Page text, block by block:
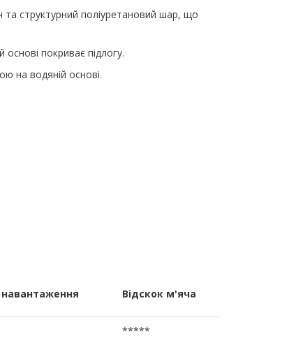
структурний поліуретановий шар, що
покриває підлогу.
на водяній основі.
Відскок м'яча
*****